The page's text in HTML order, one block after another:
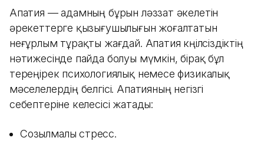
Апатия — адамның бұрын ләззат әкелетін
әрекеттерге қызығушылығын жоғалтатын
неғұрлым тұрақты жағдай. Апатия көңілсіздіктің
нәтижесінде пайда болуы мүмкін, бірақ бұл
тереңірек психологиялық немесе физикалық
мәселелердің белгісі. Апатияның негізгі
себептеріне келесісі жатады:
Созылмалы стресс.